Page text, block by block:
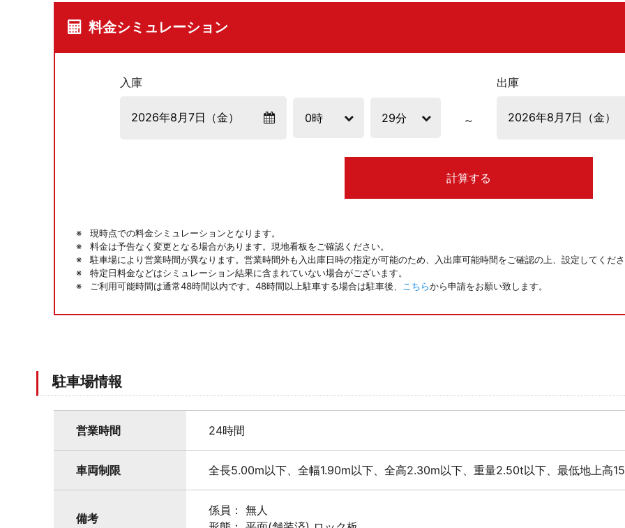
料金シミュレーション
入庫 出庫
計算する
現時点での料金シミュレーションとなります。
料金は予告なく変更となる場合があります。現地看板をご確認ください。
駐車場により営業時間が異なります。営業時間外も入出庫日時の指定が可能のため、入出庫可能時間をご確認の上、設定してくだ
特定日料金などはシミュレーション結果に含まれていない場合がございます。
ご利用可能時間は通常48時間以内です。48時間以上駐車する場合は駐車後、
こちらから申請をお願い致します。
駐車場情報
営業時間 24時間
車両制限 全長5.00m以下、全幅1.90m以下、全高2.30m以下、重量2.50t以下、最低地上高
備考
係員： 無人